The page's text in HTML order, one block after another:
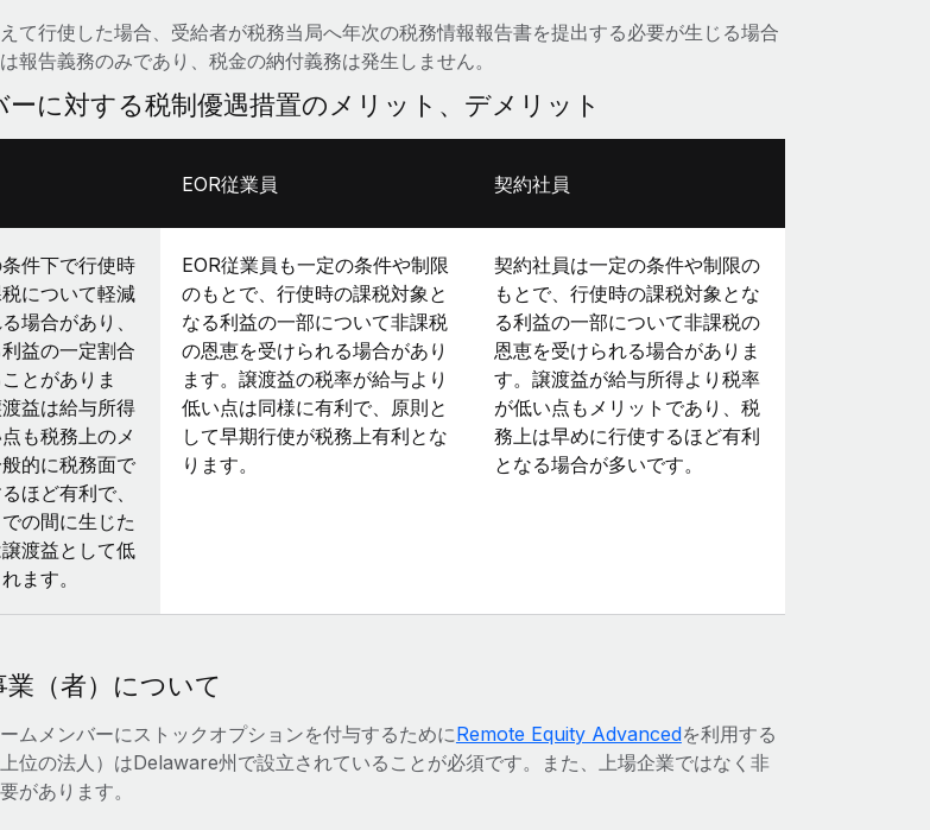
て行使した場合、受給者が税務当局へ年次の税務情報報告書を提出する必要が生じる場合
報告義務のみであり、税金の納付義務は発生しません。
に対する税制優遇措置のメリット、デメリット
EOR従業員 契約社員
件下で行使時
について軽減
場合があり、
益の一定割合
とがありま
益は給与所得
も税務上のメ
的に税務面で
ほど有利で、
の間に生じた
渡益として低
ます。
EOR従業員も一定の条件や制限
のもとで、行使時の課税対象と
なる利益の一部について非課税
の恩恵を受けられる場合があり
ます。譲渡益の税率が給与より
低い点は同様に有利で、原則と
して早期行使が税務上有利とな
ります。
契約社員は一定の条件や制限の
もとで、行使時の課税対象とな
る利益の一部について非課税の
恩恵を受けられる場合がありま
す。譲渡益が給与所得より税率
が低い点もメリットであり、税
務上は早めに行使するほど有利
となる場合が多いです。
（者）について
ムメンバーにストックオプションを付与するためにRemote Equity Advancedを利用する
位の法人）はDelaware州で設立されていることが必須です。また、上場企業ではなく非
があります。